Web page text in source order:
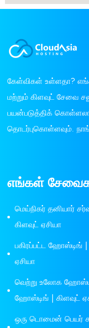
கேள்விகள் உள்ளதா?
மற்றும் கிளவுட் சேவை
பயன்படுத்திக்
தொடர்புகொள்ளவும்.
எங்கள்
மெய்நிகர் தனியார்
கிளவுட் ஏசியா
பகிரப்பட்ட ஹோஸ்டிங் |
ஏசியா
வெற்று உலோக
ஹோஸ்டிங் | கிளவுட்
ஒரு டொமைன் பெயர்